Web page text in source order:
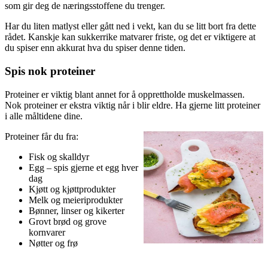
som gir deg de næringsstoffene du trenger.
Har du liten matlyst eller gått ned i vekt, kan du se litt bort fra dette
rådet. Kanskje kan sukkerrike matvarer friste, og det er viktigere at
du spiser enn akkurat hva du spiser denne tiden.
Spis nok proteiner
Proteiner er viktig blant annet for å opprettholde muskelmassen.
Nok proteiner er ekstra viktig når i blir eldre. Ha gjerne litt proteiner
i alle måltidene dine.
Proteiner får du fra:
Fisk og skalldyr
Egg – spis gjerne et egg hver
dag
Kjøtt og kjøttprodukter
Melk og meieriprodukter
Bønner, linser og kikerter
Grovt brød og grove
kornvarer
Nøtter og frø